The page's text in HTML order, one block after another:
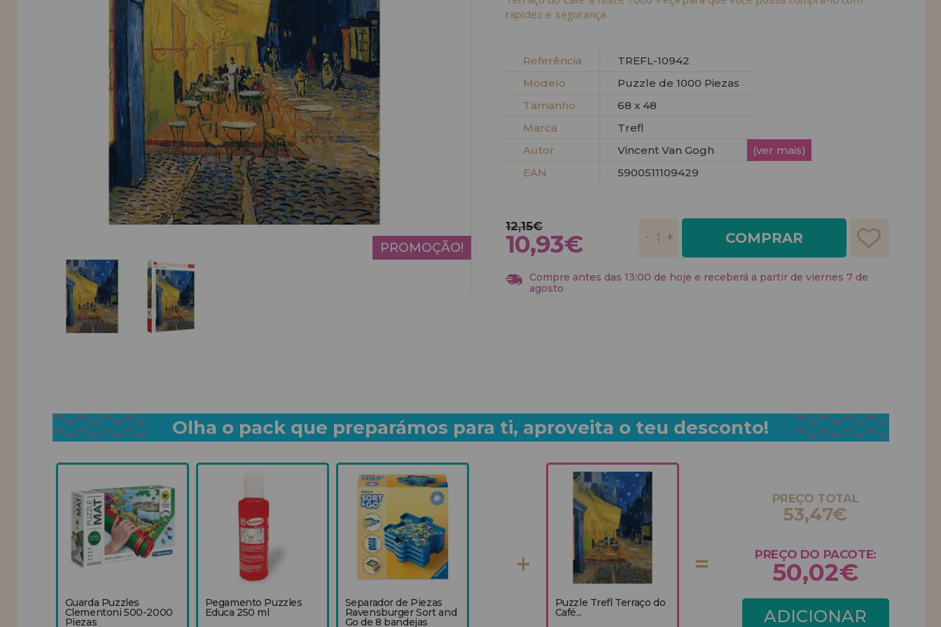
LIQUIDAÇÕES
EM FORMAÇÃO
info@casadopuzzle.pt
rapidez e segurança.
Referência
TREFL-10942
Modelo
Puzzle de 1000 Piezas
Tamanho
68 x 48
Marca
Trefl
Autor
Vincent Van Gogh
(ver mais)
EAN
5900511109429
PROMOÇÃO!
12,15€
10,93€ COMPRAR
Compre antes das 13:00 de hoje e receberá a partir de viernes 7 de
agosto
Olha o pack que preparámos para ti, aproveita o teu desconto!
Guarda Puzzles
Clementoni 500-2000
Piezas
Pegamento Puzzles
Educa 250 ml
Separador de Piezas
Ravensburger Sort and
Go de 8 bandejas
Puzzle Trefl Terraço do
Café...
PREÇO TOTAL
53,47€
PREÇO DO PACOTE:
50,02€
ADICIONAR